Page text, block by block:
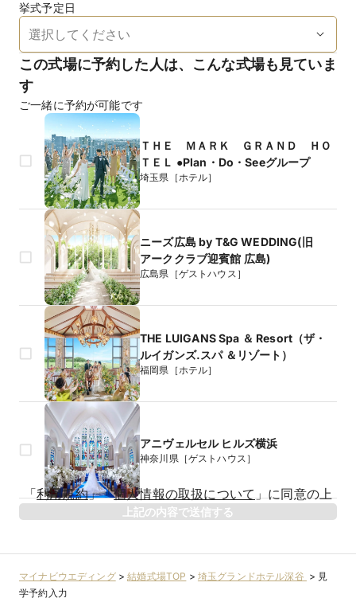
挙式予定日
この式場に予約した人は、こんな式場も見ていま
す
ご一緒に予約が可能です
ＴＨＥ ＭＡＲＫ ＧＲＡＮＤ ＨＯ
ＴＥＬ ●Plan・Do・Seeグループ
埼玉県［ホテル］
ニーズ広島 by T&G WEDDING(旧
アーククラブ迎賓館 広島)
広島県［ゲストハウス］
THE LUIGANS Spa ＆ Resort（ザ・
ルイガンズ.スパ ＆リゾート）
福岡県［ホテル］
アニヴェルセル ヒルズ横浜
神奈川県［ゲストハウス］
生年月日
年
「利用規約」「個人情報の取扱について」に同意の上
上記の内容で送信する
マイナビウエディング>結婚式場TOP > 埼玉グランドホテル深谷 > 見
学予約入力